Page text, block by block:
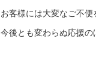
お客様には大変なご不便
今後とも変わらぬ応援の